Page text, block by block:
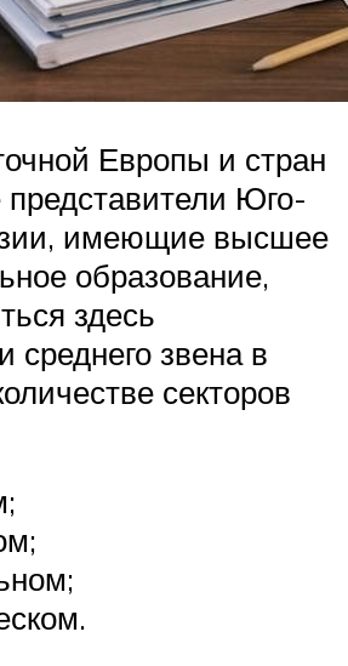
Европы и стран
Юго-
имеющие высшее
образование,
здесь
звена в
секторов